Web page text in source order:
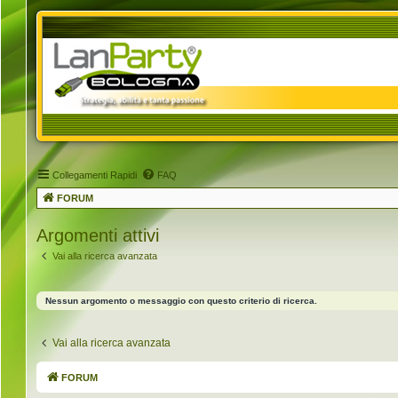
Collegamenti Rapidi FAQ
FORUM
Argomenti attivi
Vai alla ricerca avanzata
Nessun argomento o messaggio con questo criterio di ricerca.
Vai alla ricerca avanzata
FORUM